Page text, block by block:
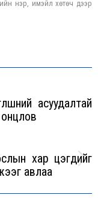
нэр, имэйл хөтөч дээр
асуудалтай
хар цэгүүдийг
авлаа